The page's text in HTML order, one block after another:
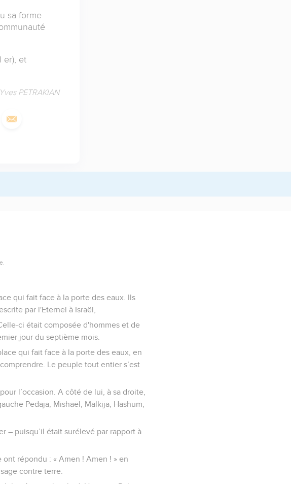
sa forme
er), et
PETRAKIAN
qui fait face à la porte des eaux. Ils
par l'Eternel à Israël,
ci était composée d'hommes et de
jour du septième mois.
qui fait face à la porte des eaux, en
Le peuple tout entier s’est
l’occasion. A côté de lui, à sa droite,
Pedaja, Mishaël, Malkija, Hashum,
– puisqu’il était surélevé par rapport à
répondu : « Amen ! Amen ! » en
contre terre.